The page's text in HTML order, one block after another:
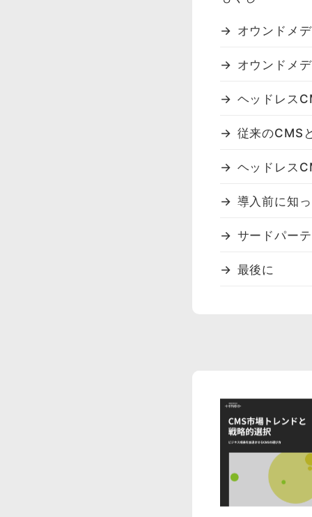
オウンドメ
オウンドメ
ヘッドレス
従来のCMS
ヘッドレス
導入前に知
サードパー
最後に